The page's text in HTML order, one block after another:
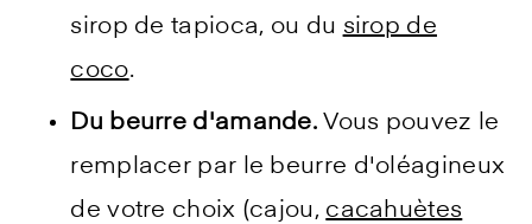
sirop de tapioca, ou du sirop de
coco.
Du beurre d'amande. Vous pouvez le
remplacer par le beurre d'oléagineux
de votre choix (cajou, cacahuètes